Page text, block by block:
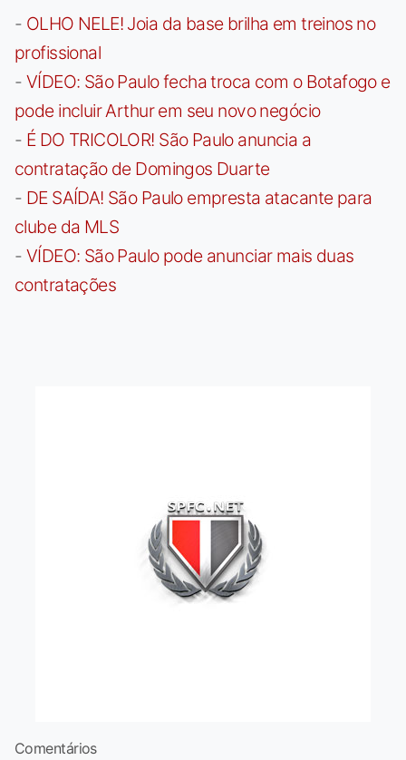
- OLHO NELE! Joia da base brilha em treinos no
profissional
- VÍDEO: São Paulo fecha troca com o Botafogo e
pode incluir Arthur em seu novo negócio
- É DO TRICOLOR! São Paulo anuncia a
contratação de Domingos Duarte
- DE SAÍDA! São Paulo empresta atacante para
clube da MLS
- VÍDEO: São Paulo pode anunciar mais duas
contratações
Comentários